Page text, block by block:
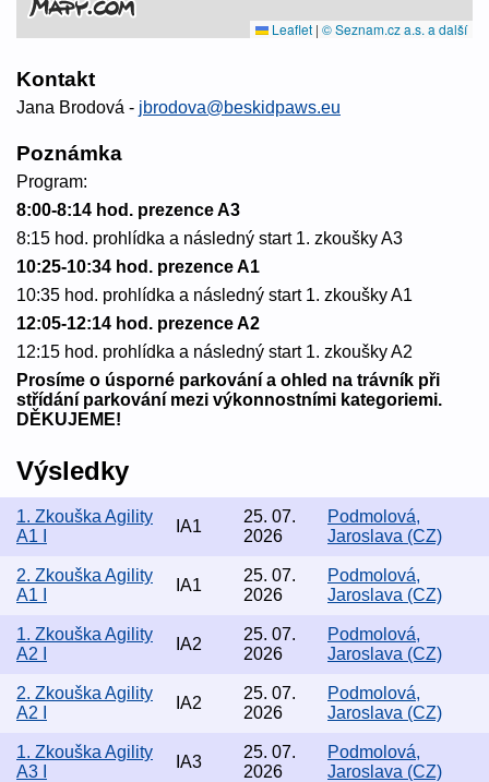
Leaflet | © Seznam.cz a.s. a další
Kontakt
Jana Brodová - jbrodova@beskidpaws.eu
Poznámka
Program:
8:00-8:14 hod. prezence A3
8:15 hod. prohlídka a následný start 1. zkoušky A3
10:25-10:34 hod. prezence A1
10:35 hod. prohlídka a následný start 1. zkoušky A1
12:05-12:14 hod. prezence A2
12:15 hod. prohlídka a následný start 1. zkoušky A2
Prosíme o úsporné parkování a ohled na trávník při
střídání parkování mezi výkonnostními kategoriemi.
DĚKUJEME!
Výsledky
1. Zkouška Agility
A1 I
IA1
25. 07.
2026
Podmolová,
Jaroslava (CZ)
2. Zkouška Agility
A1 I
IA1
25. 07.
2026
Podmolová,
Jaroslava (CZ)
1. Zkouška Agility
A2 I
IA2
25. 07.
2026
Podmolová,
Jaroslava (CZ)
2. Zkouška Agility
A2 I
IA2
25. 07.
2026
Podmolová,
Jaroslava (CZ)
1. Zkouška Agility
A3 I
IA3
25. 07.
2026
Podmolová,
Jaroslava (CZ)